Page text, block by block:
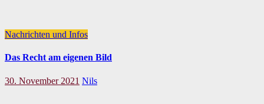
Nachrichten und Infos
Das Recht am eigenen Bild
30. November 2021 Nils